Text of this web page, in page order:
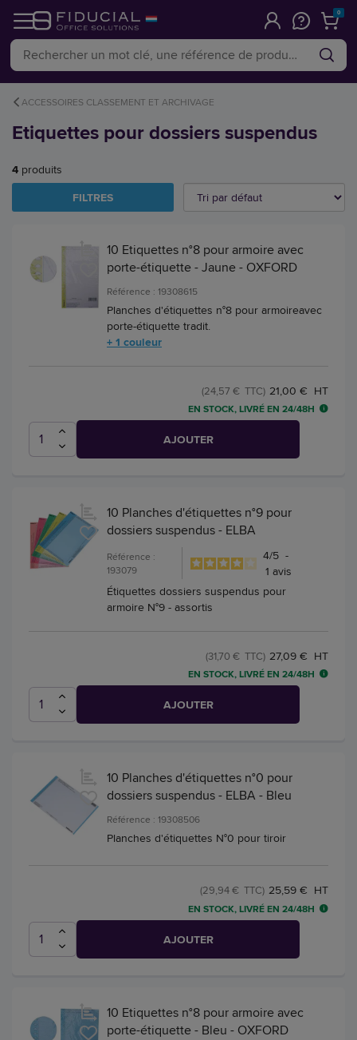
0
ACCESSOIRES CLASSEMENT ET ARCHIVAGE
Etiquettes pour dossiers suspendus
4 produits
FILTRES
10 Etiquettes n°8 pour armoire avec
porte-étiquette - Jaune - OXFORD
Référence : 19308615
Planches d'étiquettes n°8 pour armoireavec
porte-étiquette tradit.
+ 1 couleur
21,00 € HT
(24,57 € TTC)
EN STOCK, LIVRÉ EN 24/48H
AJOUTER
10 Planches d'étiquettes n°9 pour
dossiers suspendus - ELBA
Référence :
193079
4/5 -
1 avis
Étiquettes dossiers suspendus pour
armoire N°9 - assortis
27,09 € HT
(31,70 € TTC)
EN STOCK, LIVRÉ EN 24/48H
AJOUTER
10 Planches d'étiquettes n°0 pour
dossiers suspendus - ELBA - Bleu
Référence : 19308506
Planches d'étiquettes N°0 pour tiroir
25,59 € HT
(29,94 € TTC)
EN STOCK, LIVRÉ EN 24/48H
AJOUTER
10 Etiquettes n°8 pour armoire avec
porte-étiquette - Bleu - OXFORD